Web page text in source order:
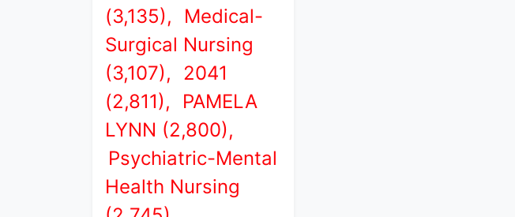
(3,135),
Medical-
Surgical Nursing
(3,107),
2041
(2,811),
PAMELA
LYNN (2,800),
Psychiatric-Mental
Health Nursing